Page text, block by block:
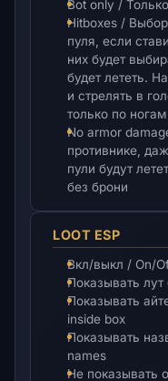
Bot only /
Hitboxes / Выбор
пуля, если
них будет
будет лететь.
и стрелять в
только по ногам
No armor
противнике,
пули будут
без брони
LOOT ESP
Вкл/выкл / On/
Показывать
Показывать
inside box
Показывать
names
Не показывать